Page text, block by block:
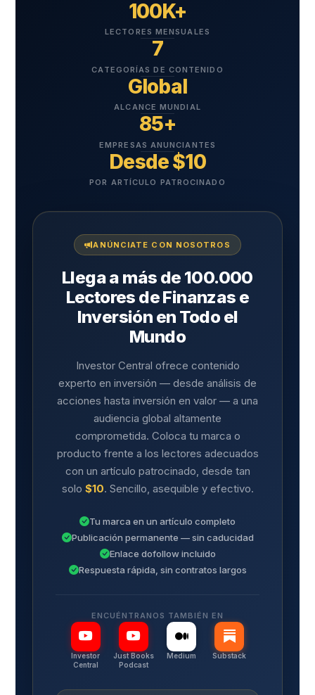
100K+
LECTORES MENSUALES
7
CATEGORÍAS DE CONTENIDO
Global
ALCANCE MUNDIAL
85+
EMPRESAS ANUNCIANTES
Desde $10
POR ARTÍCULO PATROCINADO
ANÚNCIATE CON NOSOTROS
Llega a más de 100.000
Lectores de Finanzas e
Inversión en Todo el
Mundo
Investor Central ofrece contenido
experto en inversión — desde análisis de
acciones hasta inversión en valor — a una
audiencia global altamente
comprometida. Coloca tu marca o
producto frente a los lectores adecuados
con un artículo patrocinado, desde tan
solo $10. Sencillo, asequible y efectivo.
Tu marca en un artículo completo
Publicación permanente — sin caducidad
Enlace dofollow incluido
Respuesta rápida, sin contratos largos
ENCUÉNTRANOS TAMBIÉN EN
Investor
Central
Just Books
Podcast
Medium Substack